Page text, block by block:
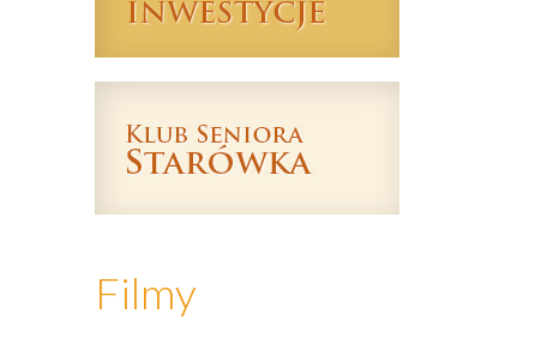
Filmy